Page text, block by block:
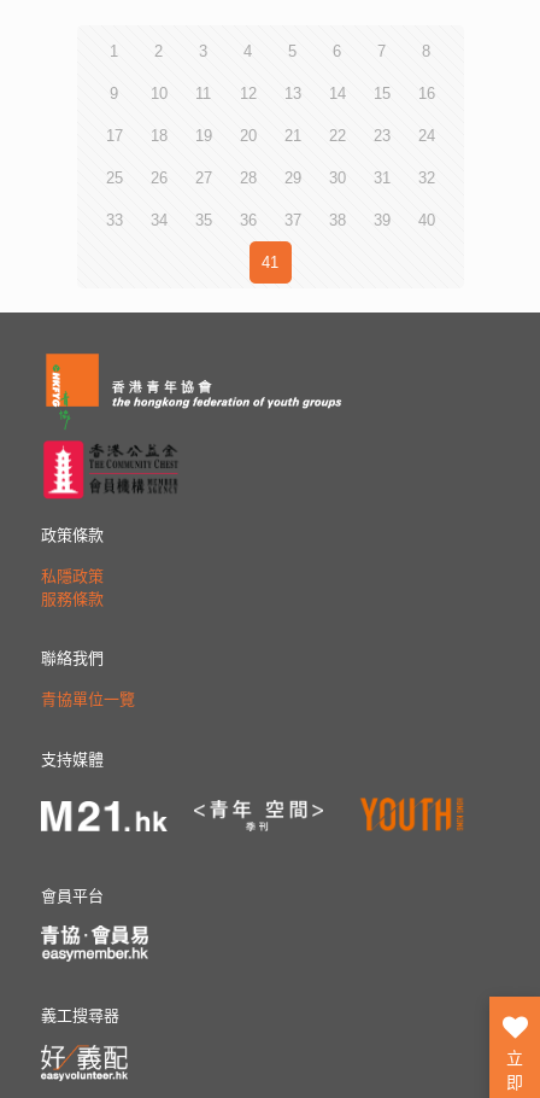
1 2 3 4 5 6 7 8
9 10 11 12 13 14 15 16
17 18 19 20 21 22 23 24
25 26 27 28 29 30 31 32
33 34 35 36 37 38 39 40
41
政策條款
私隱政策
服務條款
聯絡我們
青協單位一覽
支持媒體
會員平台
義工搜尋器
立
即